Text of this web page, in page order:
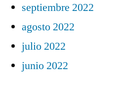
septiembre 2022
agosto 2022
julio 2022
junio 2022